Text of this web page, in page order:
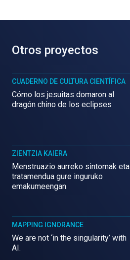
Otros proyectos
CUADERNO DE CULTURA CIENTÍFICA
Cómo los jesuitas domaron al
dragón chino de los eclipses
ZIENTZIA KAIERA
Menstruazio aurreko sintomak eta
tratamendua gure inguruko
emakumeengan
MAPPING IGNORANCE
We are not ‘in the singularity’ with
AI.